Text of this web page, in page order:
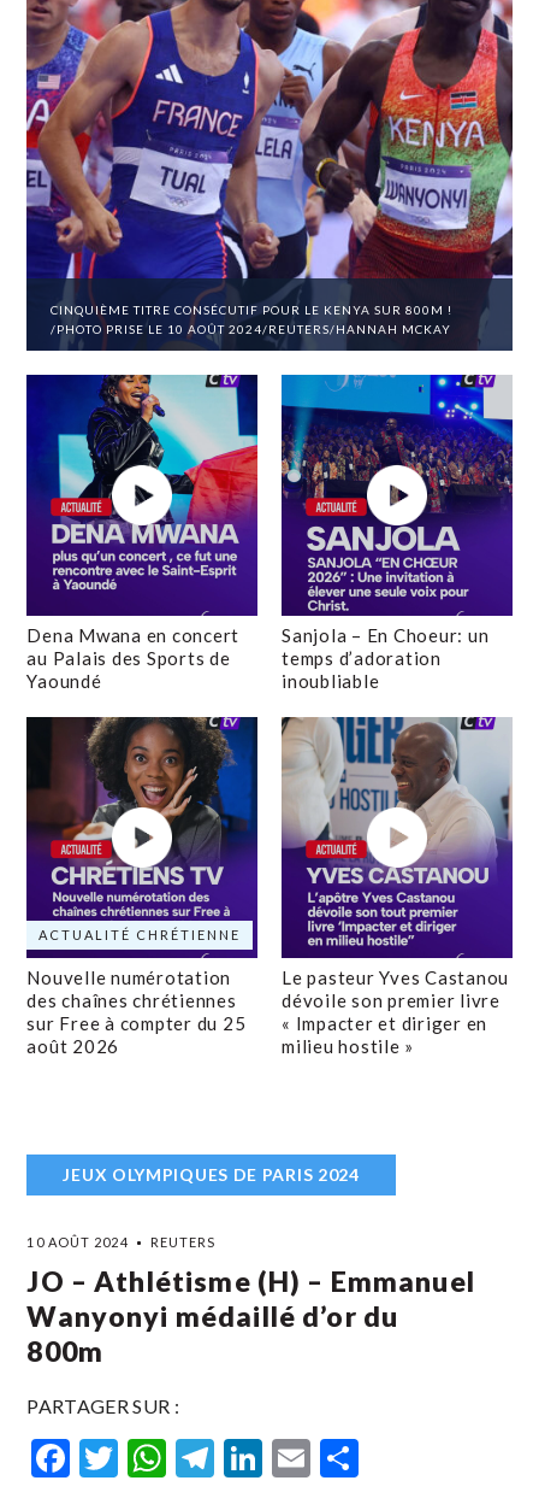
CINQUIÈME TITRE CONSÉCUTIF POUR LE KENYA SUR 800M !
/PHOTO PRISE LE 10 AOÛT 2024/REUTERS/HANNAH MCKAY
Dena Mwana en concert
au Palais des Sports de
Yaoundé
Sanjola – En Choeur: un
temps d’adoration
inoubliable
ACTUALITÉ CHRÉTIENNE
Nouvelle numérotation
des chaînes chrétiennes
sur Free à compter du 25
août 2026
Le pasteur Yves Castanou
dévoile son premier livre
« Impacter et diriger en
milieu hostile »
JEUX OLYMPIQUES DE PARIS 2024
10 AOÛT 2024 REUTERS
JO – Athlétisme (H) – Emmanuel
Wanyonyi médaillé d’or du
800m
PARTAGER SUR :
Facebook
Twitter
WhatsApp
Telegram
LinkedIn
Email